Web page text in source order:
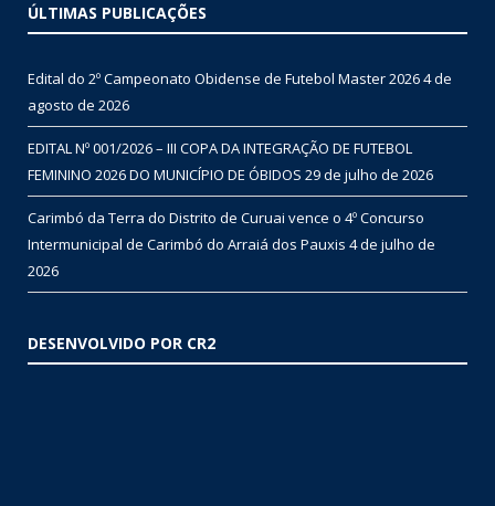
ÚLTIMAS PUBLICAÇÕES
Edital do 2º Campeonato Obidense de Futebol Master 20264 de
agosto de 2026
EDITAL Nº 001/2026 – III COPA DA INTEGRAÇÃO DE FUTEBOL
FEMININO 2026 DO MUNICÍPIO DE ÓBIDOS 29 de julho de 2026
Carimbó da Terra do Distrito de Curuai vence o 4º Concurso
Intermunicipal de Carimbó do Arraiá dos Pauxis 4 de julho de
2026
DESENVOLVIDO POR CR2